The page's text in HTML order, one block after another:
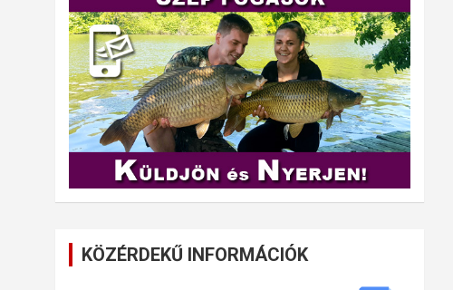
KÖZÉRDEKŰ INFORMÁCIÓK